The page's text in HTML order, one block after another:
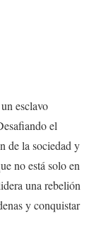
esclavo
el
de la sociedad y
no está solo en
una rebelión
y conquistar